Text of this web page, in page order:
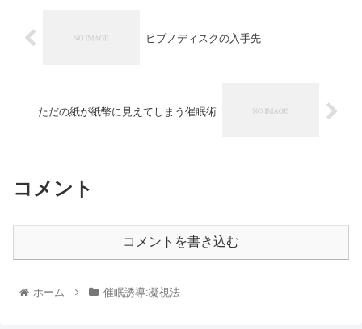
ヒプノディスクの入手先
ただの紙が紙幣に見えてしまう催眠術
コメント
コメントを書き込む
ホーム 催眠誘導:凝視法